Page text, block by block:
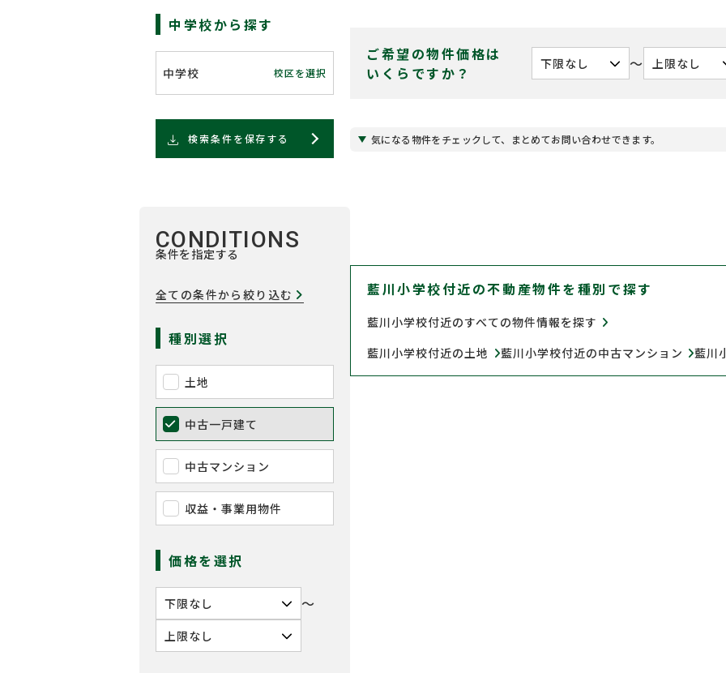
ご希望の物件価格は
いくらですか？
〜
気になる物件をチェックして、まとめてお問い合わせできます。
藍川小学校付近の不動産物件を種別で探す
藍川小学校付近のすべての物件情報を探す
藍川小学校付近の土地
藍川小学校付近の中古マンション 藍川
中学校から探す
中学校 校区を選択
検索条件を保存する
CONDITIONS
条件を指定する
全ての条件から絞り込む
種別選択
土地
中古一戸建て
中古マンション
収益・事業用物件
価格を選択
〜